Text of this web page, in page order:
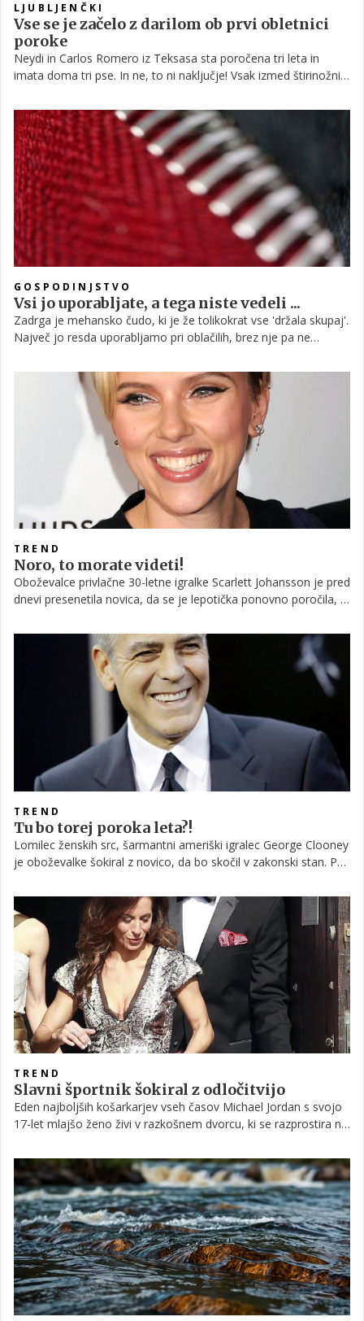
LJUBLJENČKI
Vse se je začelo z darilom ob prvi obletnici
poroke
Neydi in Carlos Romero iz Teksasa sta poročena tri leta in
imata doma tri pse. In ne, to ni naključje! Vsak izmed štirinožnih
pa se bo še nadaljevala.
GOSPODINJSTVO
Vsi jo uporabljate, a tega niste vedeli ...
Zadrga je mehansko čudo, ki je že tolikokrat vse 'držala skupaj'.
Največ jo resda uporabljamo pri oblačilih, brez nje pa ne
glede na razširjenost uporabe, o njej ne vemo skorajda nič.
TREND
Noro, to morate videti!
Oboževalce privlačne 30-letne igralke Scarlett Johansson je pred
dnevi presenetila novica, da se je lepotička ponovno poročila, in
novinarju Romainu Dauriacu, s katerim ima hčerkico Rose.
Tokrat pa vam razkrivamo, kje je potekala poročna slovestnost.
TREND
Tu bo torej poroka leta?!
Lomilec ženskih src, šarmantni ameriški igralec George Clooney
je oboževalke šokiral z novico, da bo skočil v zakonski stan. Po
odvetnico Amal Alamuddin, poročila pa naj bi se v razkošnem
gradu Highclere.
TREND
Slavni športnik šokiral z odločitvijo
Eden najboljših košarkarjev vseh časov Michael Jordan s svojo
17-let mlajšo ženo živi v razkošnem dvorcu, ki se razprostira na
dobesedno šokiral z novico, da je, glede na to, da pričakujeta
dvojčici, njihovo domovanje premajhno, zato je zaprosil za
dovoljenje za prizidek.